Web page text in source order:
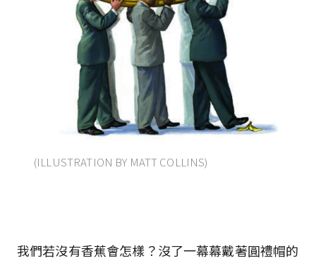
(ILLUSTRATION BY MATT COLLINS)
我們若沒有香蕉會怎樣？沒了一幕幕戴著圓禮帽的